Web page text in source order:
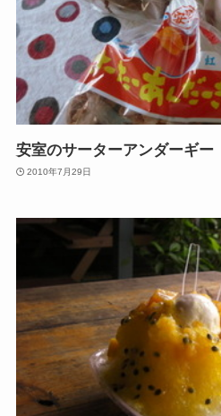
安室のサーターアンダーギー
2010年7月29日